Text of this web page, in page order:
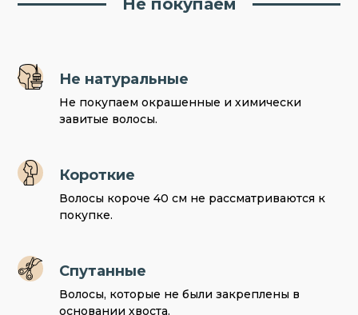
Не покупаем
Не натуральные
Не покупаем окрашенные и химически
завитые волосы.
Короткие
Волосы короче 40 см не рассматриваются к
покупке.
Спутанные
Волосы, которые не были закреплены в
основании хвоста.